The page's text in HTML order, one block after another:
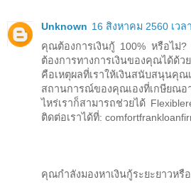
Unknown 16 สิงหาคม 2560 เวล
คุณต้องการเงินกู้ 100% หรือไม่
ต้องการทางการเงินของคุณได้ด้
คือเหตุผลที่เราให้เงินสนับสนุน
สถานการณ์ของคุณเองที่เกษียณอ
ไหร่เราก็สามารถช่วยได้
ติดต่อเราได้ที่:
คุณกำลังมองหาเงินกู้ระยะยาวหรื